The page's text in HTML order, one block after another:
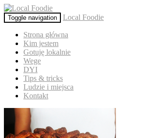
Toggle navigation Local Foodie
Strona główna
Kim jestem
Gotuję lokalnie
Wege
DYI
Tips & tricks
Ludzie i miejsca
Kontakt